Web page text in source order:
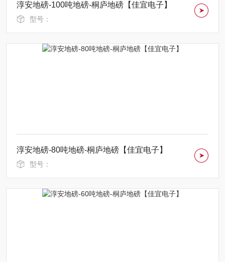
淳安地磅-100吨地磅-桐庐地磅【佳宜电子】
型号：
淳安地磅-80吨地磅-桐庐地磅【佳宜电子】
型号：